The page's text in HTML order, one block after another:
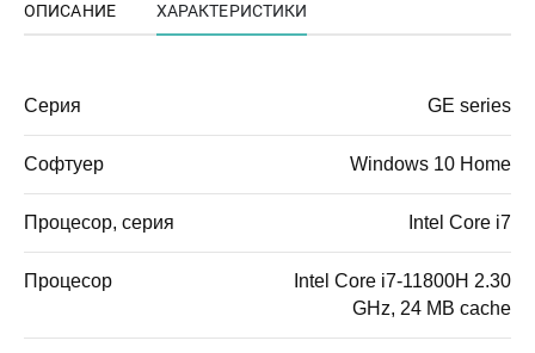
ОПИСАНИЕ ХАРАКТЕРИСТИКИ
Серия GE series
Софтуер Windows 10 Home
Процесор, серия Intel Core i7
Процесор
Intel Core i7-11800H 2.30
GHz, 24 MB cache